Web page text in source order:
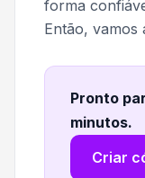
forma
Então, vamos
Pronto
minutos.
Criar